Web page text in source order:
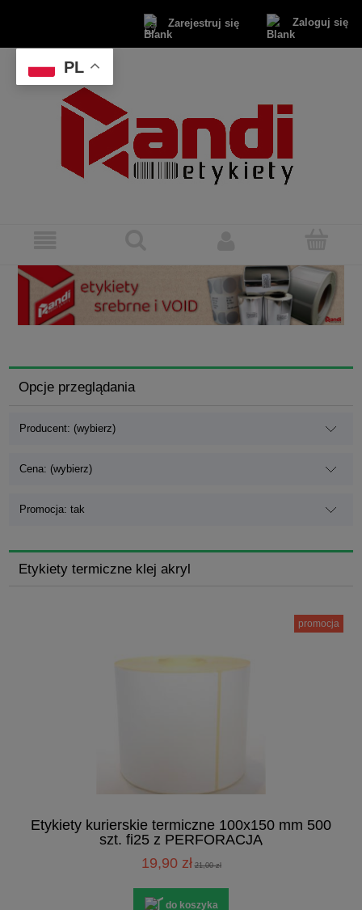
Zarejestruj się Zaloguj się
Opcje przeglądania
Producent: (wybierz)
Cena: (wybierz)
Promocja: tak
Etykiety termiczne klej akryl
Etykiety kurierskie termiczne 100x150 mm 500
szt. fi25 z PERFORACJĄ
19,90 zł 21,00 zł
do koszyka
promocja
PL